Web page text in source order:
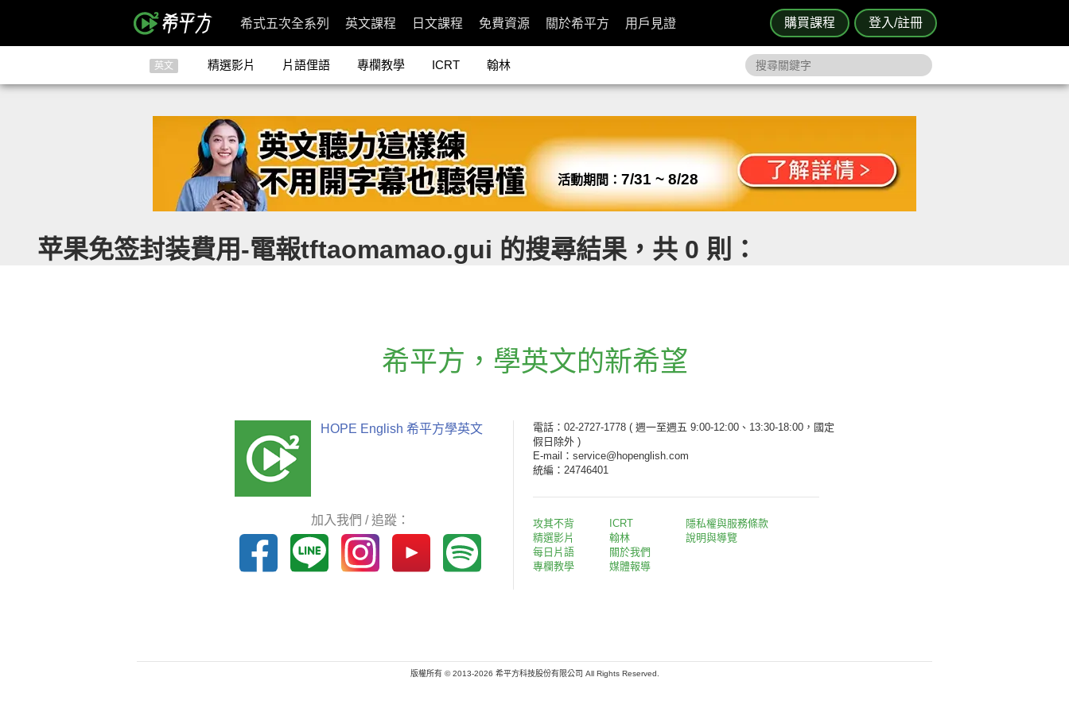
購買課程 登入/註冊
希式五次全系列 英文課程 日文課程 免費資源 關於希平方 用戶見證
英文 精選影片 片語俚語 專欄教學 ICRT 翰林
活動期間： 7/31 ~ 8/28
苹果免签封装費用-電報tftaomamao.gui 的搜尋結果，共 0 則：
希平方 ， 學英文的新希望
HOPE English 希平方學英文
加入我們 / 追蹤：
電話：02-2727-1778 ( 週一至週五 9:00-12:00、13:30-18:00，國定
假日除外 )
E-mail：service@hopenglish.com
統編：24746401
攻其不背
精選影片
每日片語
專欄教學
ICRT
翰林
關於我們
媒體報導
隱私權與服務條款
說明與導覽
版權所有 © 2013-2026 希平方科技股份有限公司 All Rights Reserved.